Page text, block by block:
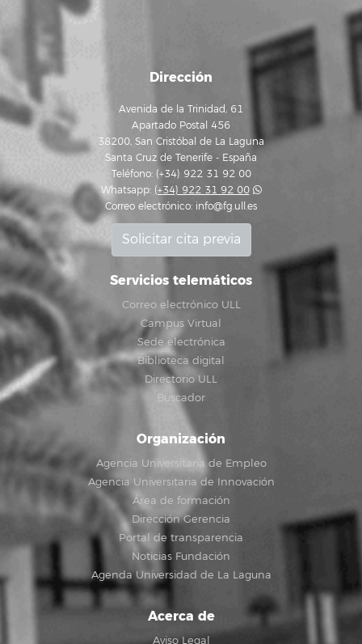
Dirección
Avenida de la Trinidad, 61
Apartado Postal 456
38200, San Cristóbal de La Laguna
Santa Cruz de Tenerife - España
Teléfono: (+34) 922 31 92 00
Whatsapp: (+34) 922 31 92 00
Correo electrónico: info@fg.ull.es
Solicitar cita previa
Servicios telemáticos
Correo electrónico ULL
Campus Virtual
Sede electrónica
Biblioteca digital
Directorio ULL
Buscador
Organización
Agencia Universitaria de Empleo
Agencia Universitaria de Innovación
Área de formación
Dirección Gerencia
Portal de transparencia
Noticias Fundación
Agenda Universidad de La Laguna
Acerca de
Aviso Legal